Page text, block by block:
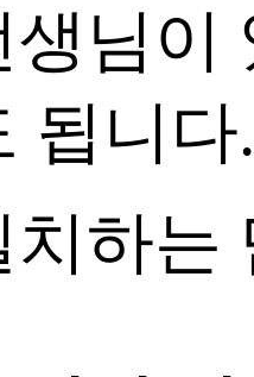
님이
됩니다.
치하는